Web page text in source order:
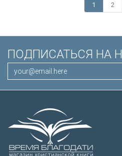
1 2
ПОДПИСАТЬСЯ НА